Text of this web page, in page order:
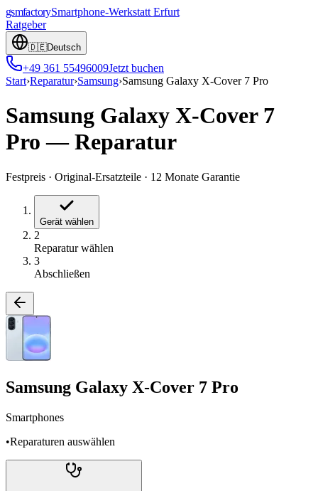
gsmfactorySmartphone-Werkstatt Erfurt
Ratgeber
🇩🇪Deutsch
+49 361 55496009Jetzt buchen
Start›Reparatur›Samsung›Samsung Galaxy X-Cover 7 Pro
Samsung Galaxy X-Cover 7
Pro —Reparatur
Festpreis · Original-Ersatzteile · 12 Monate Garantie
Gerät wählen
2
Reparatur wählen
3
Abschließen
Samsung Galaxy X-Cover 7 Pro
Smartphones
•Reparaturen auswählen